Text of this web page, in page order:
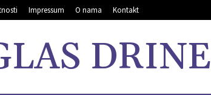
Impressum O nama Kontakt
DRINE